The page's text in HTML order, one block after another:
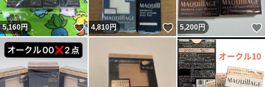
5,160円 いいね！
4,810円 いいね！
5,200円